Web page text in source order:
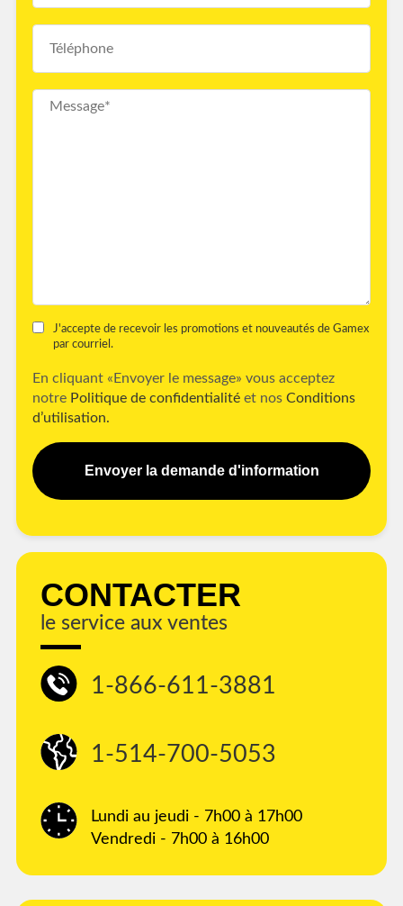
J'accepte de recevoir les promotions et nouveautés de Gamex
par courriel.
En cliquant «Envoyer le message» vous acceptez
notre Politique de confidentialité et nos Conditions
d’utilisation.
Envoyer la demande d'information
CONTACTER
le service aux ventes
1-866-611-3881
1-514-700-5053
Lundi au jeudi - 7h00 à 17h00
Vendredi - 7h00 à 16h00